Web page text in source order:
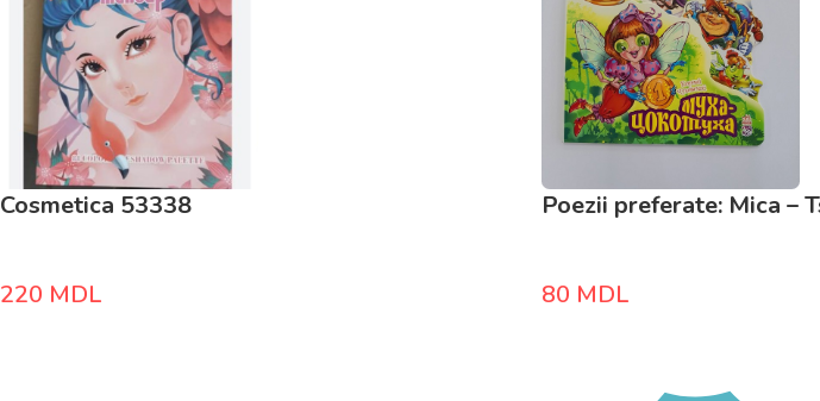
Cosmetica 53338
220 MDL
Poezii preferate: Mica –
80 MDL